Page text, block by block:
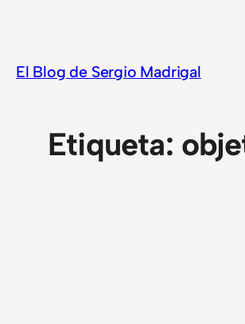
contenido
El Blog de Sergio Madrigal
Etiqueta: